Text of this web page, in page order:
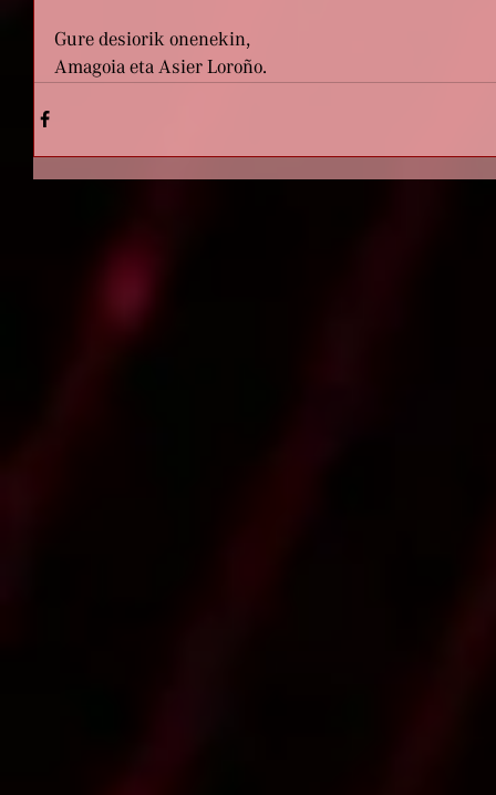
Gure desiorik onenekin,
Amagoia eta Asier Loroño.